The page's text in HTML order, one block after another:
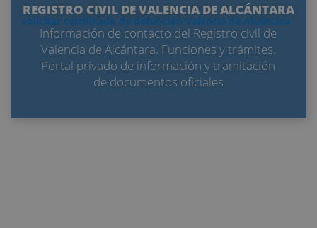
REGISTRO CIVIL DE VALENCIA DE ALCÁNTARA
Información de contacto del Registro civil de
Valencia de Alcántara. Funciones y trámites.
Portal privado de información y tramitación
de documentos oficiales
Solicitar certificado de defunción Valencia de Alcántara